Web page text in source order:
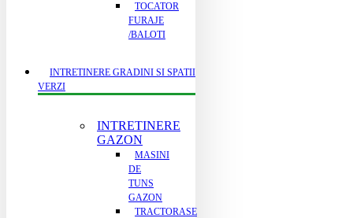
TOCATOR
FURAJE
/BALOTI
INTRETINERE GRADINI SI SPATII
VERZI
INTRETINERE
GAZON
MASINI
DE
TUNS
GAZON
TRACTORASE